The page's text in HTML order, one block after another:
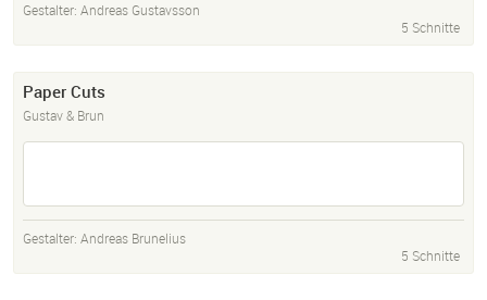
Gestalter: Andreas Gustavsson
5 Schnitte
Paper Cuts
Gustav & Brun
Gestalter: Andreas Brunelius
5 Schnitte